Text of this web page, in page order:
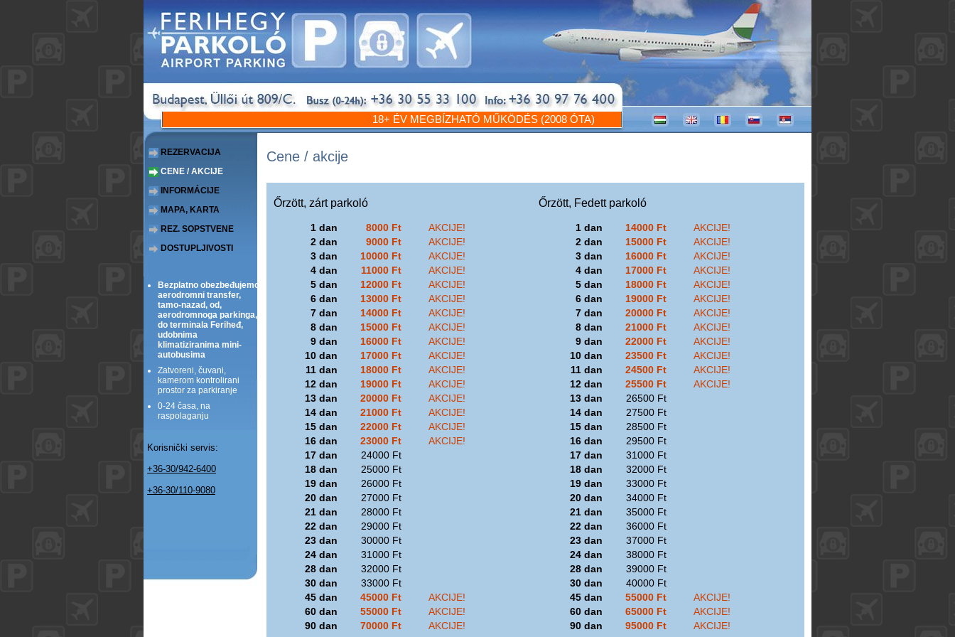
18+ ÉV MEGBÍZHATÓ MŰKÖDÉS (2008 ÓTA) 🟢 OTVORENI SMO 0-24 (2026.08.09) 🛡🅿 KONTINUIRANO
REZERVACIJA
CENE / AKCIJE
INFORMÁCIJE
MAPA, KARTA
REZ. SOPSTVENE
DOSTUPLJIVOSTI
Bezplatno obezbeđujemo
aerodromni transfer,
tamo-nazad, od,
aerodromnoga parkinga,
do terminala Feriheđ,
udobnima
klimatiziranima mini-
autobusima
Zatvoreni, čuvani,
kamerom kontrolirani
prostor za parkiranje
0-24 časa, na
raspolaganju
Korisnički servis:
+36-30/942-6400
+36-30/110-9080
cene / akcije
Őrzött, zárt parkoló
1 dan 8000 Ft
AKCIJE!
2 dan
9000 Ft
AKCIJE!
3 dan
10000 Ft
AKCIJE!
4 dan
11000 Ft
AKCIJE!
5 dan
12000 Ft
AKCIJE!
6 dan
13000 Ft
AKCIJE!
7 dan
14000 Ft
AKCIJE!
8 dan
15000 Ft
AKCIJE!
9 dan
16000 Ft
AKCIJE!
10 dan
17000 Ft
AKCIJE!
11 dan
18000 Ft
AKCIJE!
12 dan
19000 Ft
AKCIJE!
13 dan
20000 Ft
AKCIJE!
14 dan
21000 Ft
AKCIJE!
15 dan
22000 Ft
AKCIJE!
16 dan
23000 Ft
AKCIJE!
17 dan
24000 Ft
18 dan
25000 Ft
19 dan
26000 Ft
20 dan
27000 Ft
21 dan
28000 Ft
22 dan
29000 Ft
23 dan
30000 Ft
24 dan
31000 Ft
28 dan
32000 Ft
30 dan
33000 Ft
45 dan
45000 Ft
AKCIJE!
60 dan
55000 Ft
AKCIJE!
90 dan
70000 Ft AKCIJE!
Őrzött, Fedett parkoló
1 dan 14000 Ft
AKCIJE!
2 dan
15000 Ft
AKCIJE!
3 dan
16000 Ft
AKCIJE!
4 dan
17000 Ft
AKCIJE!
5 dan
18000 Ft
AKCIJE!
6 dan
19000 Ft
AKCIJE!
7 dan
20000 Ft
AKCIJE!
8 dan
21000 Ft
AKCIJE!
9 dan
22000 Ft
AKCIJE!
10 dan
23500 Ft
AKCIJE!
11 dan
24500 Ft
AKCIJE!
12 dan
25500 Ft
AKCIJE!
13 dan
26500 Ft
14 dan
27500 Ft
15 dan
28500 Ft
16 dan
29500 Ft
17 dan
31000 Ft
18 dan
32000 Ft
19 dan
33000 Ft
20 dan
34000 Ft
21 dan
35000 Ft
22 dan
36000 Ft
23 dan
37000 Ft
24 dan
38000 Ft
28 dan
39000 Ft
30 dan
40000 Ft
45 dan
55000 Ft
AKCIJE!
60 dan
65000 Ft
AKCIJE!
90 dan
95000 Ft AKCIJE!